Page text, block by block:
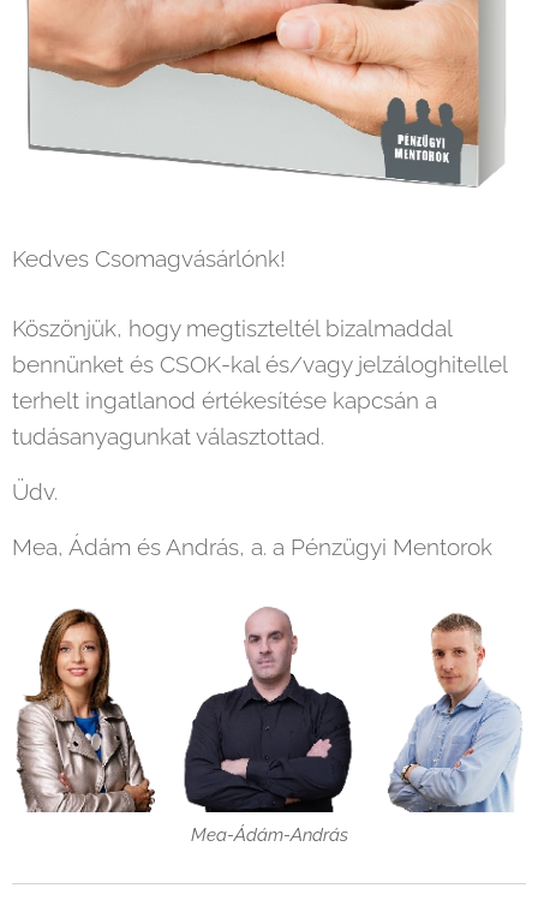
Kedves Csomagvásárlónk!
Köszönjük, hogy megtiszteltél bizalmaddal
bennünket és CSOK-kal és/vagy jelzáloghitellel
terhelt ingatlanod értékesítése kapcsán a
tudásanyagunkat választottad.
Üdv.
Mea, Ádám és András, a. a Pénzügyi Mentorok
Mea-Ádám-András